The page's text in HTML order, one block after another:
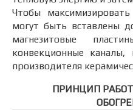
Чтобы
могут быть вставлены
магнезитовые
конвекционные каналы,
производителя
ПРИНЦИП